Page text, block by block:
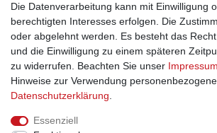
** Hierbei
Impressum Daten­schutz­erklärung
Widerrufs­recht
Die Datenverarbeitung kann mit Einwilligung
berechtigten Interesses erfolgen. Die
oder abgelehnt werden. Es besteht das
und die Einwilligung zu einem späteren
zu widerrufen. Beachten Sie unser Impressum
Hinweise zur Verwendung
Daten­schutz­erklärung
Essenziell